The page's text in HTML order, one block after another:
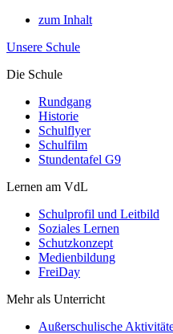
zum Inhalt
Unsere Schule
Die Schule
Rundgang
Historie
Schulflyer
Schulfilm
Stundentafel G9
Lernen am VdL
Schulprofil und Leitbild
Soziales Lernen
Schutzkonzept
Medienbildung
FreiDay
Mehr als Unterricht
Außerschulische